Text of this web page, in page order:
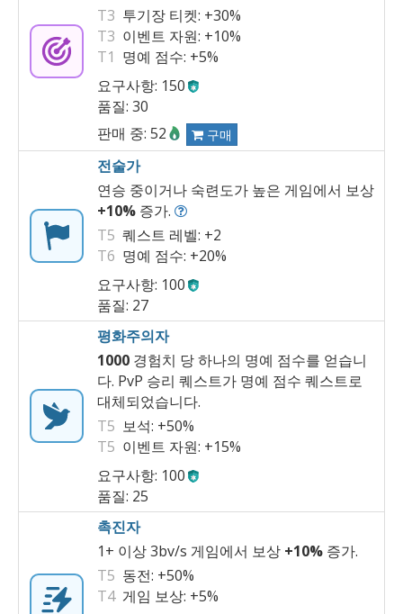
T3 투기장 티켓: +30%
T3 이벤트 자원: +10%
T1 명예 점수: +5%
요구사항: 150
품질: 30
판매 중: 52
구매
전술가
연승 중이거나 숙련도가 높은 게임에서 보상
+10% 증가.
T5 퀘스트 레벨: +2
T6 명예 점수: +20%
요구사항: 100
품질: 27
평화주의자
1000 경험치 당 하나의 명예 점수를 얻습니
다. PvP 승리 퀘스트가 명예 점수 퀘스트로
대체되었습니다.
T5 보석: +50%
T5 이벤트 자원: +15%
요구사항: 100
품질: 25
촉진자
1+ 이상 3bv/s 게임에서 보상 +10% 증가.
T5 동전: +50%
T4 게임 보상: +5%